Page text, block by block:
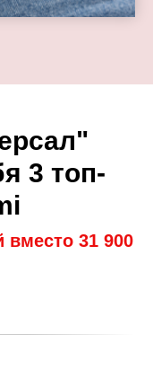
3 топ-
вместо 31 900